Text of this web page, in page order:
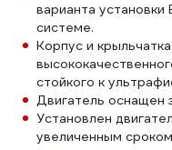
варианта
системе.
Корпус и
стойкого к
Двигатель оснащен
Установлен
увеличенным